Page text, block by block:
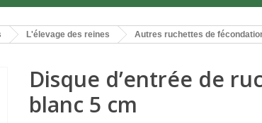
L'élevage des reines Autres ruchettes de
Disque d’entrée de
blanc 5 cm